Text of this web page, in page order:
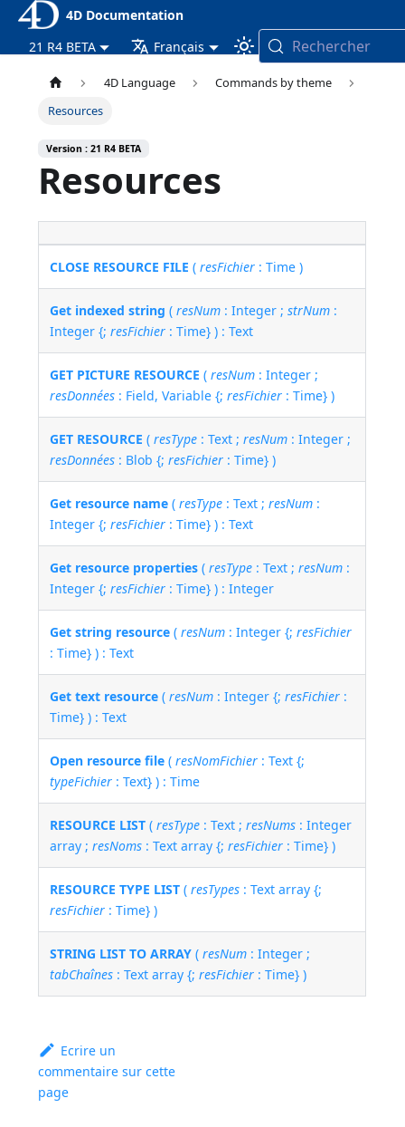
4D Documentation
21 R4 BETA
Français Rechercher
4D Language
Commands by theme
Resources
Version : 21 R4 BETA
Resources
CLOSE RESOURCE FILE (resFichier : Time )
Get indexed string (resNum : Integer ;strNum :
Integer {;resFichier : Time} ) : Text
GET PICTURE RESOURCE (resNum : Integer ;
resDonnées : Field, Variable {;resFichier : Time} )
GET RESOURCE (resType : Text ;resNum : Integer ;
resDonnées : Blob {;resFichier : Time} )
Get resource name (resType : Text ;resNum :
Integer {;resFichier : Time} ) : Text
Get resource properties (resType : Text ;resNum :
Integer {;resFichier : Time} ) : Integer
Get string resource (resNum : Integer {;resFichier
: Time} ) : Text
Get text resource (resNum : Integer {;resFichier :
Time} ) : Text
Open resource file (resNomFichier : Text {;
typeFichier : Text} ) : Time
RESOURCE LIST (resType : Text ;resNums : Integer
array ;resNoms : Text array {;resFichier : Time} )
RESOURCE TYPE LIST (resTypes : Text array {;
resFichier : Time} )
STRING LIST TO ARRAY (resNum : Integer ;
tabChaînes : Text array {;resFichier : Time} )
Ecrire un
commentaire sur cette
page